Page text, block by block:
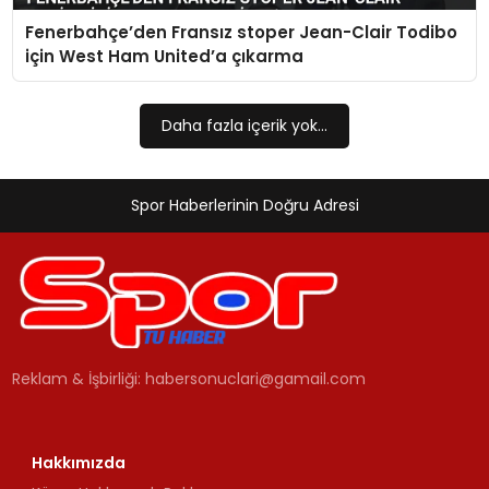
MAGAZIN
Fenerbahçe’den Fransız stoper Jean-Clair Todibo
için West Ham United’a çıkarma
Daha fazla içerik yok...
Spor Haberlerinin Doğru Adresi
Reklam & İşbirliği:habersonuclari@gamail.com
Hakkımızda